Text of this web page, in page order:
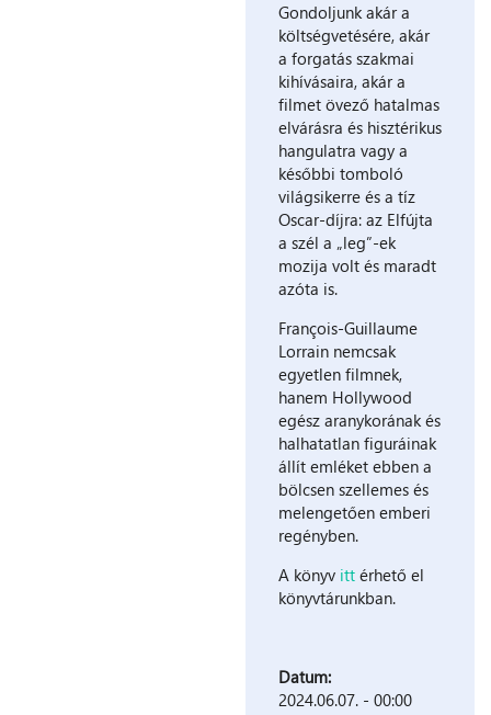
Gondoljunk akár a
költségvetésére, akár
a forgatás szakmai
kihívásaira, akár a
filmet övező hatalmas
elvárásra és hisztérikus
hangulatra vagy a
későbbi tomboló
világsikerre és a tíz
Oscar-díjra: az Elfújta
a szél a „leg”-ek
mozija volt és maradt
azóta is.
François-Guillaume
Lorrain nemcsak
egyetlen filmnek,
hanem Hollywood
egész aranykorának és
halhatatlan figuráinak
állít emléket ebben a
bölcsen szellemes és
melengetően emberi
regényben.
A könyv itt érhető el
könyvtárunkban.
Datum:
2024.06.07. - 00:00